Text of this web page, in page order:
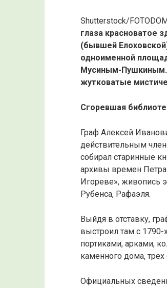
Shutterstock/
глаза красноватое
(бывшей
одноименной
Мусиным-Пушкиным.
жутковатые
Сгоревшая
Граф Алексей
действительным
собирал старинные
архивы времен Петра
Игореве», живопись
Рубенса, Рафаэля.
Выйдя в отставку,
выстроил там с 1790-
портиками, арками,
каменного дома,
Официальных